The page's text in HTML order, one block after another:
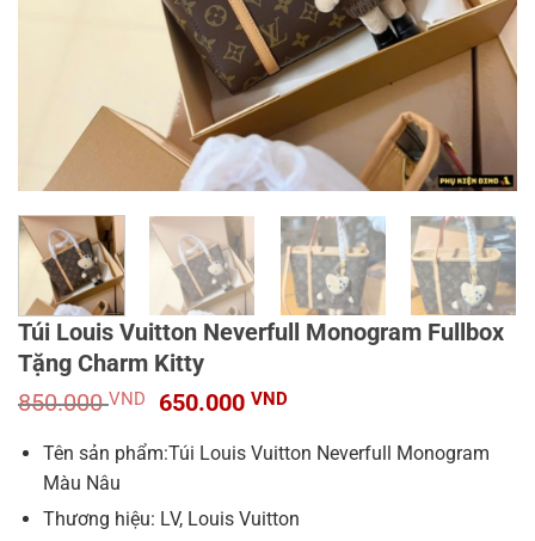
Túi Louis Vuitton Neverfull Monogram Fullbox
Tặng Charm Kitty
850.000VND
Giá
là:
650.000 VNDGiá
tại
Tên sản phẩm:Túi Louis Vuitton Neverfull Monogram
Màu Nâu
Thương hiệu: LV, Louis Vuitton